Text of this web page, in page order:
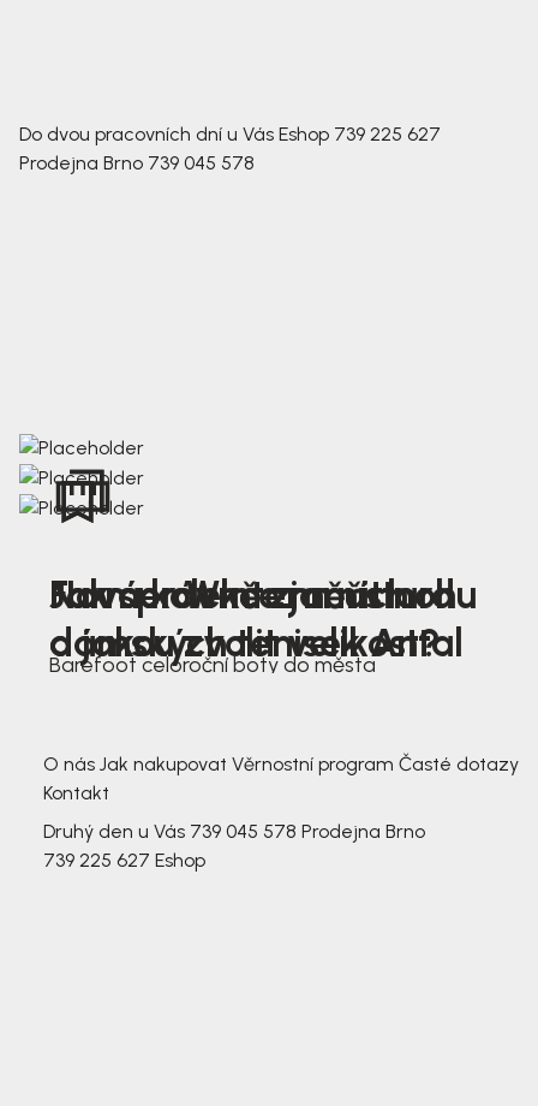
Do dvou pracovních dní u Vás Eshop 739 225 627
Prodejna Brno 739 045 578
Nová kolekce jarních
dámských tenisek Antal
Jak správně změřit nohu
a jakou zvolit velikost?
Farmer Winter mustard
Barefoot celoroční boty do města
O nás Jak nakupovat Věrnostní program Časté dotazy
Kontakt
Druhý den u Vás 739 045 578 Prodejna Brno
739 225 627 Eshop